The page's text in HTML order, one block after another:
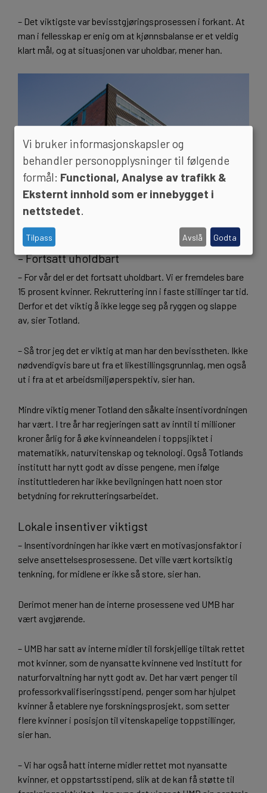
– Det viktigste var bevisstgjøringsprosessen i forkant. At
man i fellesskap er enig om at kjønnsbalanse er et veldig
klart mål, og at situasjonen var uholdbar, mener han.
Institutt for naturforvaltning ved UMB. (Foto: Håkon Sparre/UMB)
– Fortsatt uholdbart
– For vår del er det fortsatt uholdbart. Vi er fremdeles bare
15 prosent kvinner. Rekruttering inn i faste stillinger tar tid.
Derfor et det viktig å ikke legge seg på ryggen og slappe
av, sier Totland.
– Så tror jeg det er viktig at man har den bevisstheten. Ikke
nødvendigvis bare ut fra et likestillingsgrunnlag, men også
ut i fra at et arbeidsmiljøperspektiv, sier han.
Mindre viktig mener Totland den såkalte insentivordningen
har vært. I tre år har regjeringen satt av inntil ti millioner
kroner årlig for å øke kvinneandelen i toppsjiktet i
matematikk, naturvitenskap og teknologi. Også Totlands
institutt har nytt godt av disse pengene, men ifølge
instituttlederen har ikke bevilgningen hatt noen stor
betydning for rekrutteringsarbeidet.
Lokale insentiver viktigst
– Insentivordningen har ikke vært en motivasjonsfaktor i
selve ansettelsesprosessene. Det ville vært kortsiktig
tenkning, for midlene er ikke så store, sier han.
Derimot mener han de interne prosessene ved UMB har
vært avgjørende.
– UMB har satt av interne midler til forskjellige tiltak rettet
mot kvinner, som de nyansatte kvinnene ved Institutt for
naturforvaltning har nytt godt av. Det har vært penger til
professorkvalifiseringsstipend, penger som har hjulpet
kvinner å etablere nye forskningsprosjekt, som setter
flere kvinner i posisjon til vitenskapelige toppstillinger,
sier han.
– Vi har også hatt interne midler rettet mot nyansatte
kvinner, et oppstartsstipend, slik at de kan få støtte til
Vi bruker informasjonskapsler og
behandler personopplysninger til følgende
formål: Functional, Analyse av trafikk &
Eksternt innhold som er innebygget i
nettstedet.
Tilpass Avslå Godta